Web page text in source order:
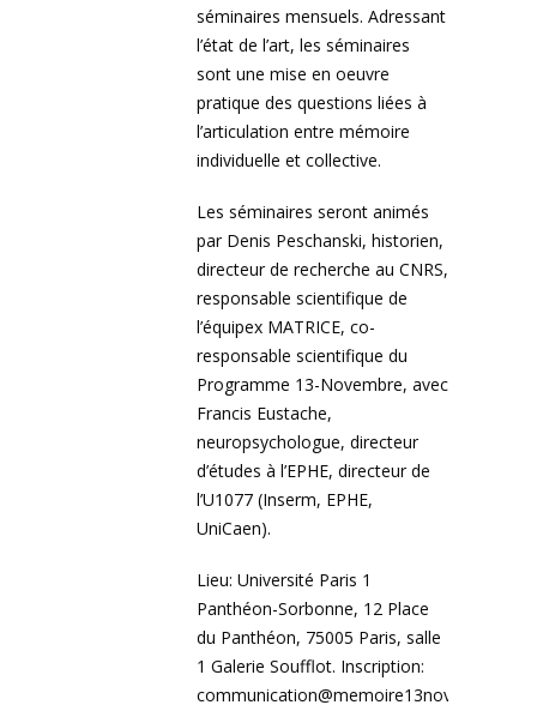
séminaires mensuels. Adressant
l’état de l’art, les séminaires
sont une mise en oeuvre
pratique des questions liées à
l’articulation entre mémoire
individuelle et collective.
Les séminaires seront animés
par Denis Peschanski, historien,
directeur de recherche au CNRS,
responsable scientifique de
l’équipex MATRICE, co-
responsable scientifique du
Programme 13-Novembre, avec
Francis Eustache,
neuropsychologue, directeur
d’études à l’EPHE, directeur de
l’U1077 (Inserm, EPHE,
UniCaen).
Lieu: Université Paris 1
Panthéon-Sorbonne, 12 Place
du Panthéon, 75005 Paris, salle
1 Galerie Soufflot. Inscription:
communication@memoire13novembre